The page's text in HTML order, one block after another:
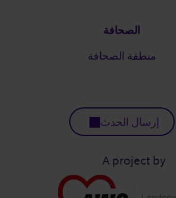
الصحافة
منطقة الصحافة
إرسال الحدث
A project by